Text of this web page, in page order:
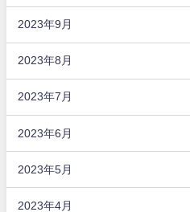
2023年9月
2023年8月
2023年7月
2023年6月
2023年5月
2023年4月